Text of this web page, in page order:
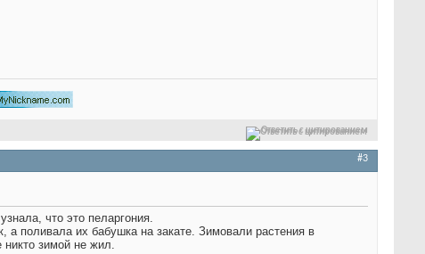
Ответить с цитированием
#3
что это пеларгония.
поливала их бабушка на закате. Зимовали растения в
зимой не жил.